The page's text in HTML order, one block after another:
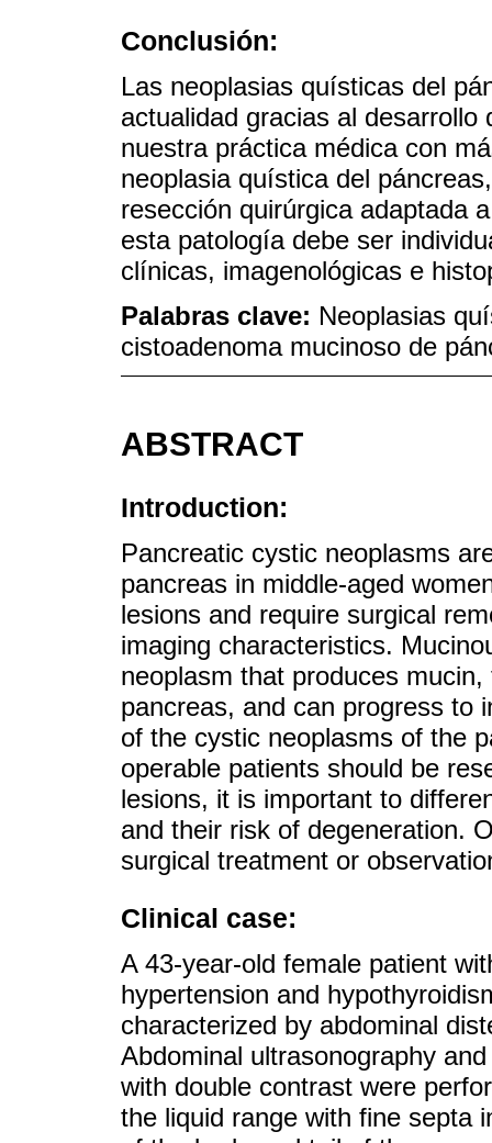
Conclusión:
Las neoplasias quísticas del
actualidad gracias al
nuestra práctica médica con
neoplasia quística del
resección quirúrgica adaptada
esta patología debe ser
clínicas, imagenológicas e
Palabras clave: Neoplasias
cistoadenoma mucinoso de
ABSTRACT
Introduction:
Pancreatic cystic neoplasms
pancreas in middle-aged
lesions and require surgical
imaging characteristics.
neoplasm that produces
pancreas, and can progress to
of the cystic neoplasms of the
operable patients should be
lesions, it is important to
and their risk of degeneration.
surgical treatment or
Clinical case:
A 43-year-old female patient
hypertension and
characterized by abdominal
Abdominal ultrasonography
with double contrast were
the liquid range with fine septa